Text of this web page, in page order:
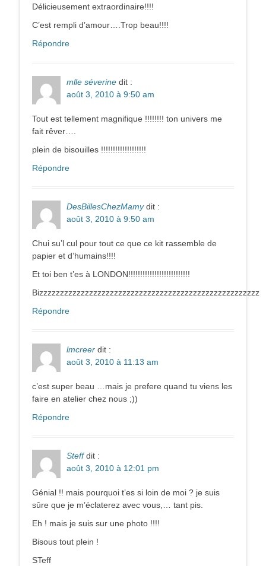
Délicieusement extraordinaire!!!!
C’est rempli d’amour….Trop beau!!!!
Répondre
mlle séverine dit :
août 3, 2010 à 9:50 am
Tout est tellement magnifique !!!!!!!! ton univers me
fait rêver….
plein de bisouilles !!!!!!!!!!!!!!!!!!!
Répondre
DesBillesChezMamy dit :
août 3, 2010 à 9:50 am
Chui su’l cul pour tout ce que ce kit rassemble de
papier et d’humains!!!!
Et toi ben t’es à LONDON!!!!!!!!!!!!!!!!!!!!!!!!!!
Bizzzzzzzzzzzzzzzzzzzzzzzzzzzzzzzzzzzzzzzzzzzzzzzzzzzzz
Répondre
lmcreer dit :
août 3, 2010 à 11:13 am
c’est super beau …mais je prefere quand tu viens les
faire en atelier chez nous ;))
Répondre
Steff dit :
août 3, 2010 à 12:01 pm
Génial !! mais pourquoi t’es si loin de moi ? je suis
sûre que je m’éclaterez avec vous,… tant pis.
Eh ! mais je suis sur une photo !!!!
Bisous tout plein !
STeff